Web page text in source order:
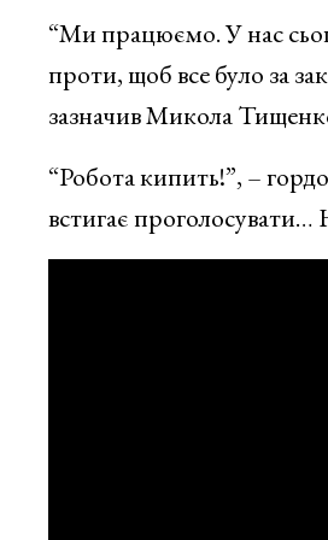
“Ми працюємо. У нас
проти, щоб все було за
зазначив Микола
“Робота кипить!”, –
встигає проголосувати…